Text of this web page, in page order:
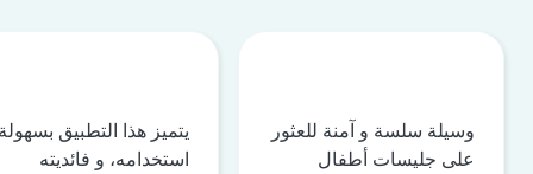
وسيلة سلسة و آمنة للعثور
على جليسات أطفال
يتميز هذا التطبيق
استخدامه، و فائديته